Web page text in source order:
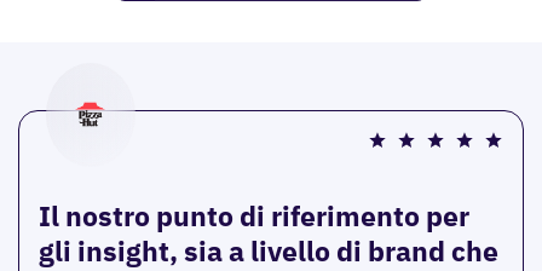
Il nostro punto di riferimento per
gli insight, sia a livello di brand che